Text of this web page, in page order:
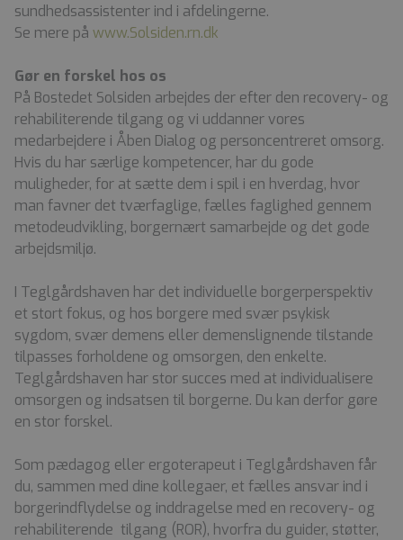
sundhedsassistenter ind i afdelingerne.
Se mere på www.Solsiden.rn.dk
Gør en forskel hos os
På Bostedet Solsiden arbejdes der efter den recovery- og
rehabiliterende tilgang og vi uddanner vores
medarbejdere i Åben Dialog og personcentreret omsorg.
Hvis du har særlige kompetencer, har du gode
muligheder, for at sætte dem i spil i en hverdag, hvor
man favner det tværfaglige, fælles faglighed gennem
metodeudvikling, borgernært samarbejde og det gode
arbejdsmiljø.
I Teglgårdshaven har det individuelle borgerperspektiv
et stort fokus, og hos borgere med svær psykisk
sygdom, svær demens eller demenslignende tilstande
tilpasses forholdene og omsorgen, den enkelte.
Teglgårdshaven har stor succes med at individualisere
omsorgen og indsatsen til borgerne. Du kan derfor gøre
en stor forskel.
Som pædagog eller ergoterapeut i Teglgårdshaven får
du, sammen med dine kollegaer, et fælles ansvar ind i
borgerindflydelse og inddragelse med en recovery- og
rehabiliterende tilgang (ROR), hvorfra du guider, støtter,